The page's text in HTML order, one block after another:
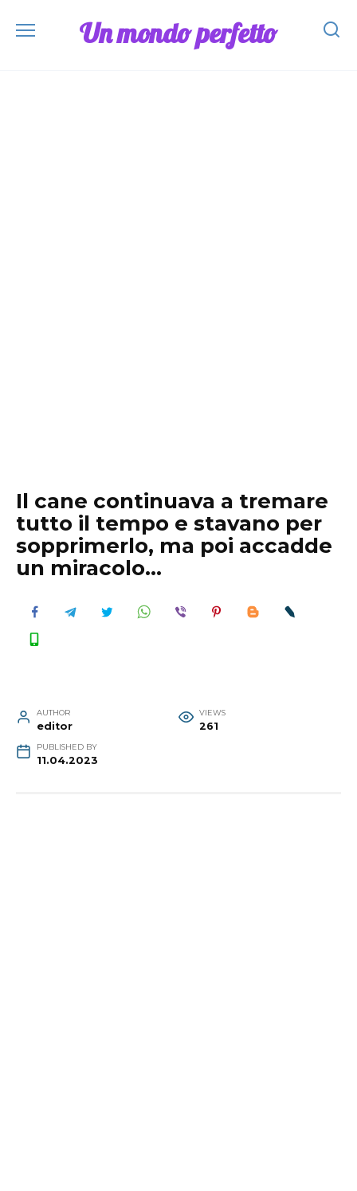
Un mondo perfetto
Il cane continuava a tremare
tutto il tempo e stavano per
sopprimerlo, ma poi accadde
un miracolo…
AUTHOR
editor
VIEWS
261
PUBLISHED BY
11.04.2023